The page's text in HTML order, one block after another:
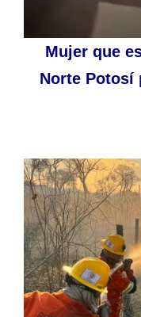
Mujer que
Norte Potosí